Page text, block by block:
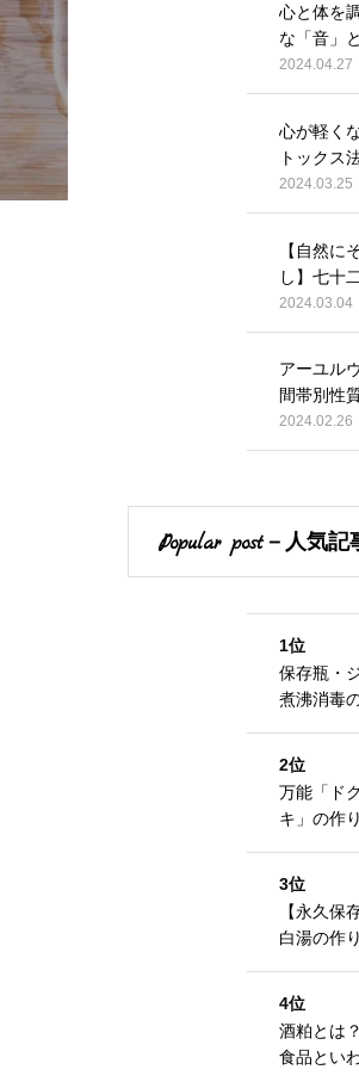
心と体を
な「音」
正しい使い
2024.04.27
心が軽く
トックス
2024.03.25
【自然に
し】七十
ジ
2024.03.04
アーユル
間帯別性
2024.02.26
Popular post－人気記
1位
保存瓶・
煮沸消毒
2位
万能「ド
キ」の作
3位
【永久保
白湯の作
4位
酒粕とは
食品とい